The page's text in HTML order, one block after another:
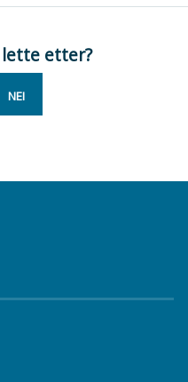
etter?
NEI